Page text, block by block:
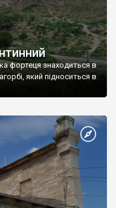
фортеця знаходиться в
який підноситься в